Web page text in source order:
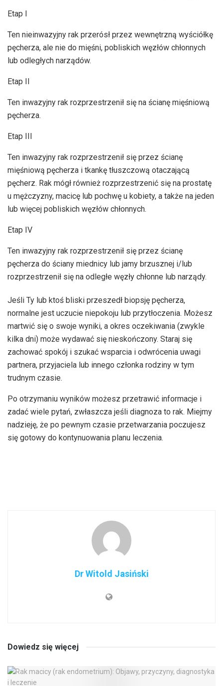
Etap I
Ten nieinwazyjny rak przerósł przez wewnętrzną wyściółkę
pęcherza, ale nie do mięśni, pobliskich węzłów chłonnych
lub odległych narządów.
Etap II
Ten inwazyjny rak rozprzestrzenił się na ścianę mięśniową
pęcherza.
Etap III
Ten inwazyjny rak rozprzestrzenił się przez ścianę
mięśniową pęcherza i tkankę tłuszczową otaczającą
pęcherz. Rak mógł również rozprzestrzenić się na prostatę
u mężczyzny, macicę lub pochwę u kobiety, a także na jeden
lub więcej pobliskich węzłów chłonnych.
Etap IV
Ten inwazyjny rak rozprzestrzenił się przez ścianę
pęcherza do ściany miednicy lub jamy brzusznej i/lub
rozprzestrzenił się na odległe węzły chłonne lub narządy.
Jeśli Ty lub ktoś bliski przeszedł biopsję pęcherza,
normalne jest uczucie niepokoju lub przytłoczenia. Możesz
martwić się o swoje wyniki, a okres oczekiwania (zwykle
kilka dni) może wydawać się nieskończony. Staraj się
zachować spokój i szukać wsparcia i odwrócenia uwagi
partnera, przyjaciela lub innego członka rodziny w tym
trudnym czasie.
Po otrzymaniu wyników możesz przetrawić informacje i
zadać wiele pytań, zwłaszcza jeśli diagnoza to rak. Miejmy
nadzieję, że po pewnym czasie przetwarzania poczujesz
się gotowy do kontynuowania planu leczenia.
Dr Witold Jasiński
Dowiedz się więcej